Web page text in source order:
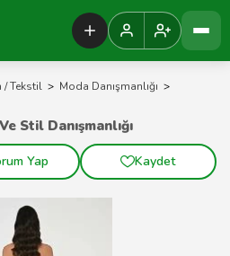
/ Tekstil > Moda Danışmanlığı >
Stil Danışmanlığı
Yap Kaydet